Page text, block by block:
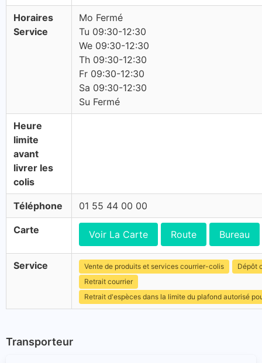
Horaires
Service
Mo Fermé
Tu 09:30-12:30
We 09:30-12:30
Th 09:30-12:30
Fr 09:30-12:30
Sa 09:30-12:30
Su Fermé
Heure
limite
avant
livrer les
colis
Téléphone 01 55 44 00 00
Carte Voir La Carte Route Bureau
Service Vente de produits et services courrier-colis
Dépôt
Retrait courrier
Retrait d'espèces dans la limite du plafond autorisé
Transporteur